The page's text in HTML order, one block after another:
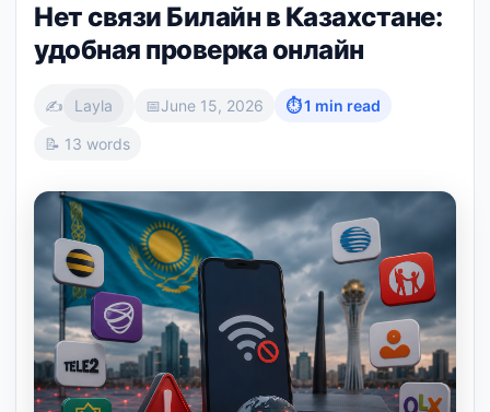
Нет связи Билайн в Казахстане:
удобная проверка онлайн
✍️ Layla 📅June 15, 2026 ⏱ 1 min read
📝 13 words